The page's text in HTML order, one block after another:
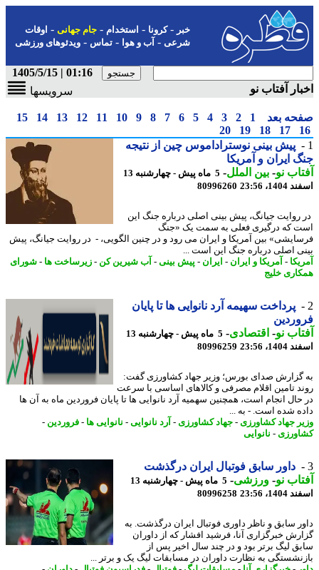
-کرونا-استخدام- جام جهانی-اوقات
شرعی-آب و هوا-تماس-ویدئوهای ورزشی
01:16 | 1405/5/15
آفتاب نو
سرویسها
بعد 1
2
3
4
5
6
7
8
9
10
11
12
13
14
15
17
18
19
20
پیش بینی نوستراداموس چین از نتیجه
ایران و آمریکا
نو- بین الملل-
5 ماه پیش - چهارشنبه 13
23:56
80996260
جیانگ، پیش بینی اصلی درباره جنگ این
که درگیری فعلی به سمت یک «جنگ
بین آمریکا و ایران می رود و در چنین الگویی، - در روایت جیانگ، پیش
اصلی درباره جنگ این است ...
- آمریکا و ایران - ایران - پیش بینی -آب شیرین کن-زیرساخت ها- شورای
خلیج
پرداخت سهیمه آرد نانوایی ها تا پایان
نو- اقتصادی-
5 ماه پیش - چهارشنبه 13
23:56
80996259
صدای بورس؛ وزیر جهاد کشاورزی گفت:
تامین اقلام مصرفی و کالاهای اساسی با سرعت
انجام است، همچنین سهمیه آرد نانوایی ها تا پایان فروردین ماه به آن ها
شده است. - به ...
جهاد کشاورزی- جهاد کشاورزی- آرد نانوایی- نانوایی ها- فروردین -
- نانوایی
داور سابق فوتبال ایران درگذشت
نو- ورزشی-
5 ماه پیش - چهارشنبه 13
23:56
80996258
سابق و ناظر داوری فوتبال ایران درگذشت. به
خبرگزاری آنا، فرشید افشار که از داوران
لیگ برتر بود و در چند سال اخیر پس از
به نظارت داوران در مسابقات لیگ یک و برتر ...